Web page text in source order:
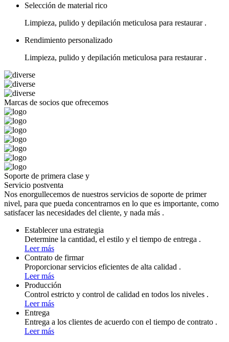
Selección de material rico
Limpieza, pulido y depilación meticulosa para restaurar .
Rendimiento personalizado
Limpieza, pulido y depilación meticulosa para restaurar .
Marcas de socios que ofrecemos
Soporte de primera clase y
Servicio postventa
Nos enorgullecemos de nuestros servicios de soporte de primer
nivel, para que pueda concentrarnos en lo que es importante, como
satisfacer las necesidades del cliente, y nada más .
Establecer una estrategia
Determine la cantidad, el estilo y el tiempo de entrega .
Leer más
Contrato de firmar
Proporcionar servicios eficientes de alta calidad .
Leer más
Producción
Control estricto y control de calidad en todos los niveles .
Leer más
Entrega
Entrega a los clientes de acuerdo con el tiempo de contrato .
Leer más